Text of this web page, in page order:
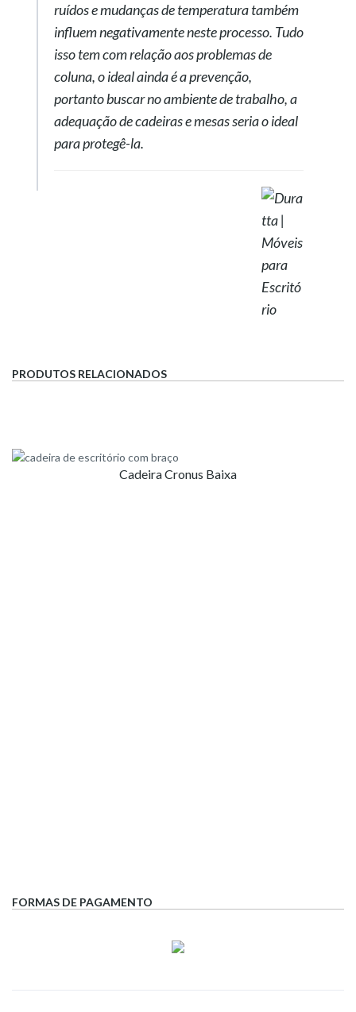
ruídos e mudanças de temperatura também
influem negativamente neste processo. Tudo
isso tem com relação aos problemas de
coluna, o ideal ainda é a prevenção,
portanto buscar no ambiente de trabalho, a
adequação de cadeiras e mesas seria o ideal
para protegê-la.
PRODUTOS RELACIONADOS
Cadeira Cronus Baixa
FORMAS DE PAGAMENTO